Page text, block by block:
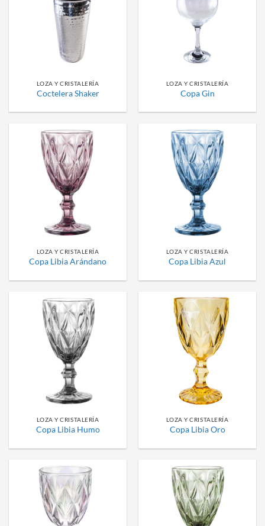
LOZA Y CRISTALERÍA
Coctelera Shaker
LOZA Y CRISTALERÍA
Copa Gin
LOZA Y CRISTALERÍA
Copa Libia Arándano
LOZA Y CRISTALERÍA
Copa Libia Azul
LOZA Y CRISTALERÍA
Copa Libia Humo
LOZA Y CRISTALERÍA
Copa Libia Oro